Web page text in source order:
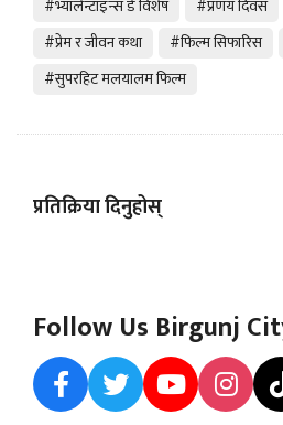
#भ्यालेन्टाइन्स डे विशेष #प्रणय दिवस
#प्रेम र जीवन कथा
#फिल्म सिफारिस
#सुपरहिट मलयालम फिल्म
प्रतिक्रिया दिनुहोस्
Follow Us Birgunj